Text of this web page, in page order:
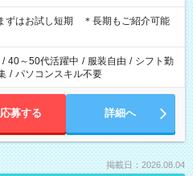
ずはお試し短期 ＊長期もご紹介可能
/ 40～50代活躍中 / 服装自由 / シフト勤
/ パソコンスキル不要
応募する 詳細へ
掲載日：2026.08.04